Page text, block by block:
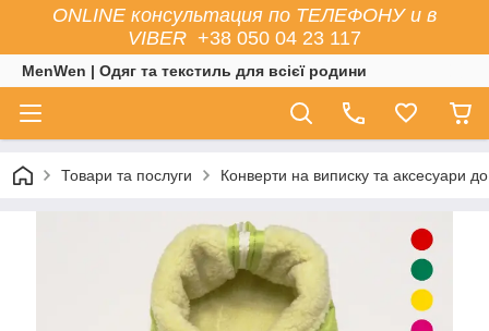
ONLINE консультация по ТЕЛЕФОНУ и в
VIBER +38 050 04 23 117
MenWen | Одяг та текстиль для всієї родини
Товари та послуги Конверти на виписку та аксесуари